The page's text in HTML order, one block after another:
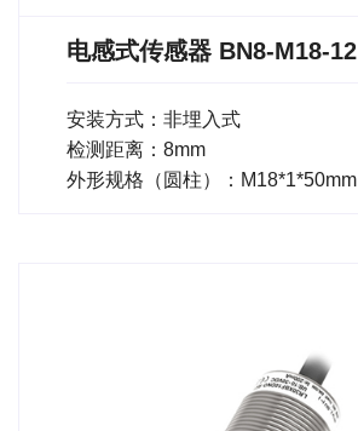
电感式传感器 BN8-M18-12
安装方式：非埋入式
检测距离：8mm
外形规格（圆柱）：M18*1*50mm